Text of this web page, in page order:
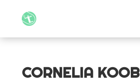
CORNELIA KOOB